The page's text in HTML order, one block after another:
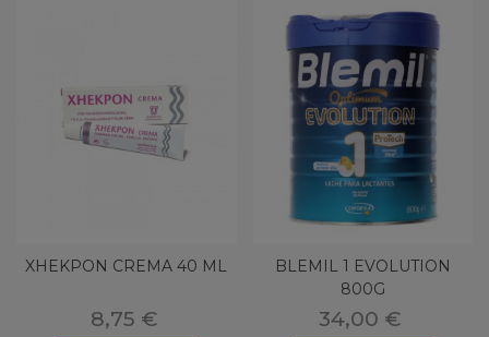
XHEKPON CREMA 40 ML
8,75 €
BLEMIL 1 EVOLUTION
800G
34,00 €